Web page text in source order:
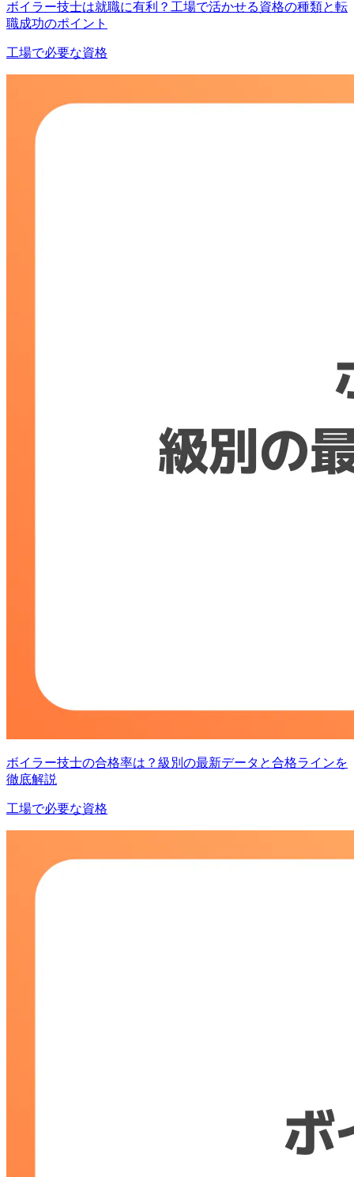
ボイラー技士は就職に有利？工場で活かせる資格の種類と転
職成功のポイント
工場で必要な資格
ボイラー技士の合格率は？級別の最新データと合格ラインを
徹底解説
工場で必要な資格